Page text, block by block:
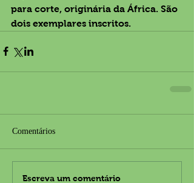
para corte, originária da África. São
dois exemplares inscritos.
Comentários
Escreva um comentário